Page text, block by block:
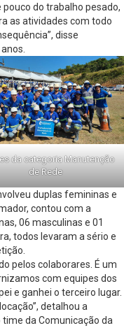
do trabalho pesado,
as atividades com todo
disse
da categoria Manutenção
de Rede
duplas femininas e
contou com a
06 masculinas e 01
todos levaram a sério e
pelos colaborares. É um
com equipes dos
e ganhei o terceiro lugar.
detalhou a
da Comunicação da